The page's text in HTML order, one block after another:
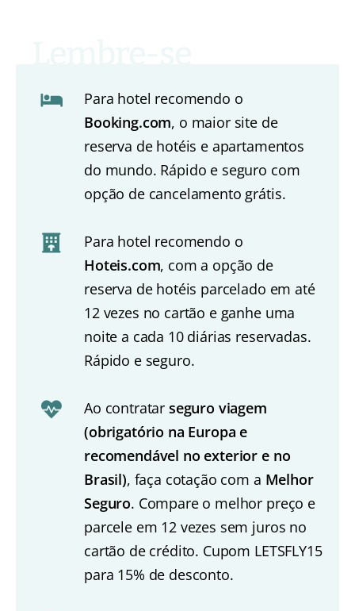
Para hotel recomendo o
Booking.com, o maior site de
reserva de hotéis e apartamentos
do mundo. Rápido e seguro com
opção de cancelamento grátis.
Para hotel recomendo o
Hoteis.com, com a opção de
reserva de hotéis parcelado em até
12 vezes no cartão e ganhe uma
noite a cada 10 diárias reservadas.
Rápido e seguro.
Ao contratar seguro viagem
(obrigatório na Europa e
recomendável no exterior e no
Brasil), faça cotação com a Melhor
Seguro. Compare o melhor preço e
parcele em 12 vezes sem juros no
cartão de crédito. Cupom LETSFLY15
para 15% de desconto.